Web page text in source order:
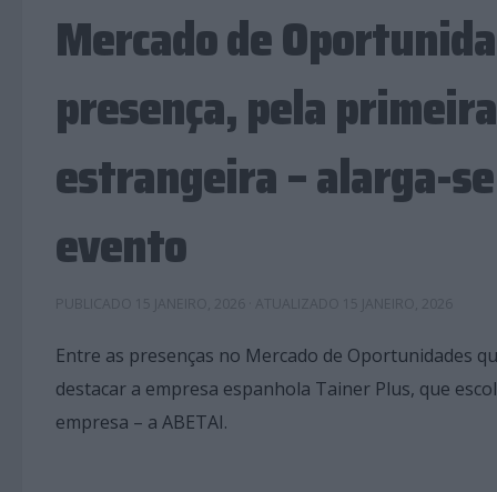
Mercado de
presença, pela
estrangeira – alarga-
evento
Entre as presenças no Mercado de Oportunidades
destacar a empresa espanhola Tainer Plus, que
empresa – a ABETAI.